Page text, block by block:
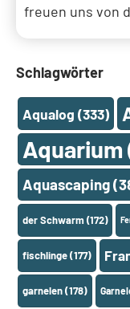
freuen uns von
Schlagwörter
Aqualog (333)
Aquarium
Aquascaping
der Schwarm(172)
fischlinge(177)
garnelen(178)